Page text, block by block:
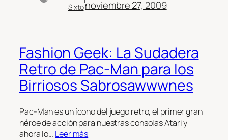
Sixtonoviembre 27, 2009
Fashion Geek: La Sudadera
Retro de Pac-Man para los
Birriosos Sabrosawwwnes
Pac-Man es un ícono del juego retro, el primer gran
héroe de acción para nuestras consolas Atari y
ahora lo… Leer más